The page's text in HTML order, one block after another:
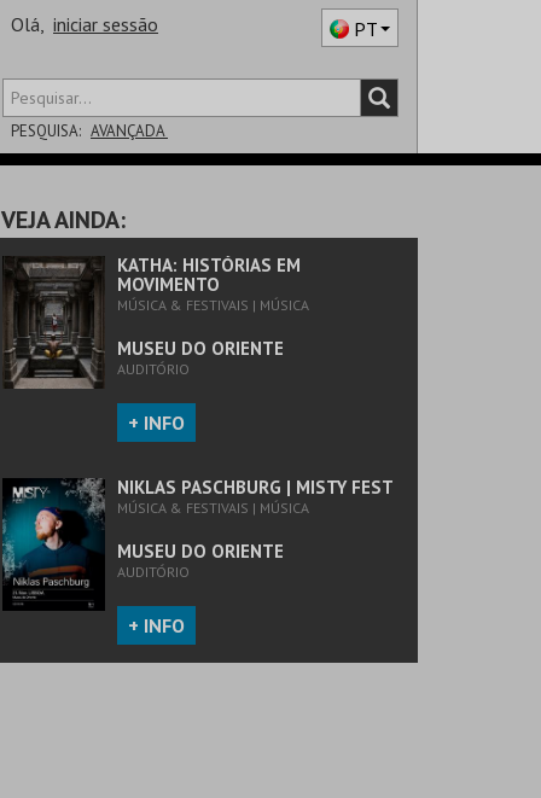
Olá, iniciar sessão PT
PESQUISA: AVANÇADA
SALA
VEJA AINDA:
KATHA: HISTÓRIAS EM
MOVIMENTO
MÚSICA & FESTIVAIS | MÚSICA
MUSEU DO ORIENTE
AUDITÓRIO
+ INFO
NIKLAS PASCHBURG | MISTY FEST
MÚSICA & FESTIVAIS | MÚSICA
MUSEU DO ORIENTE
AUDITÓRIO
+ INFO